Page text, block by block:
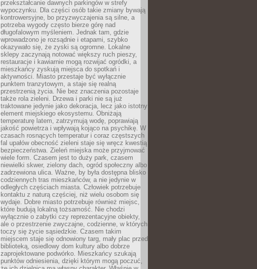
przekształcanie dawnych parkingów w strefy
wypoczynku. Dla części osób takie zmiany bywają
kontrowersyjne, bo przyzwyczajenia są silne, a
potrzeba wygody często bierze górę nad
długofalowym myśleniem. Jednak tam, gdzie
wprowadzono je rozsądnie i etapami, szybko
okazywało się, że zyski są ogromne. Lokalne
sklepy zaczynają notować większy ruch pieszy,
restauracje i kawiarnie mogą rozwijać ogródki, a
mieszkańcy zyskują miejsca do spotkań i
aktywności. Miasto przestaje być wyłącznie
punktem tranzytowym, a staje się realną
przestrzenią życia. Nie bez znaczenia pozostaje
także rola zieleni. Drzewa i parki nie są już
traktowane jedynie jako dekoracja, lecz jako istotny
element miejskiego ekosystemu. Obniżają
temperaturę latem, zatrzymują wodę, poprawiają
jakość powietrza i wpływają kojąco na psychikę. W
czasach rosnących temperatur i coraz częstszych
fal upałów obecność zieleni staje się wręcz kwestią
bezpieczeństwa. Zieleń miejska może przyjmować
wiele form. Czasem jest to duży park, czasem
niewielki skwer, zielony dach, ogród społeczny albo
zadrzewiona ulica. Ważne, by była dostępna blisko
codziennych tras mieszkańców, a nie jedynie w
odległych częściach miasta. Człowiek potrzebuje
kontaktu z naturą częściej, niż wielu osobom się
wydaje. Dobre miasto potrzebuje również miejsc,
które budują lokalną tożsamość. Nie chodzi
wyłącznie o zabytki czy reprezentacyjne obiekty,
ale o przestrzenie zwyczajne, codzienne, w których
toczy się życie sąsiedzkie. Czasem takim
miejscem staje się odnowiony targ, mały plac przed
biblioteką, osiedlowy dom kultury albo dobrze
zaprojektowane podwórko. Mieszkańcy szukają
punktów odniesienia, dzięki którym mogą poczuć,